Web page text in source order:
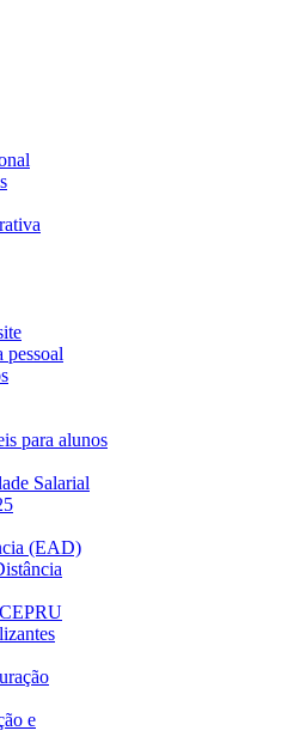
pessoal
para alunos
Salarial
(EAD)
e